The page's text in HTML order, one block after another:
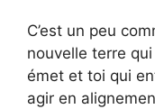
C’est un peu
nouvelle terre
émet et toi qui
agir en